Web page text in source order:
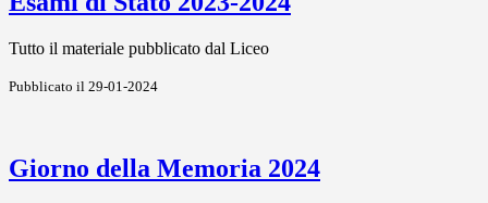
Tutto il materiale pubblicato dal Liceo
Pubblicato il 29-01-2024
Giorno della Memoria 2024